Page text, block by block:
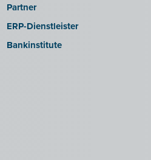
Partner
ERP-Dienstleister
Bankinstitute